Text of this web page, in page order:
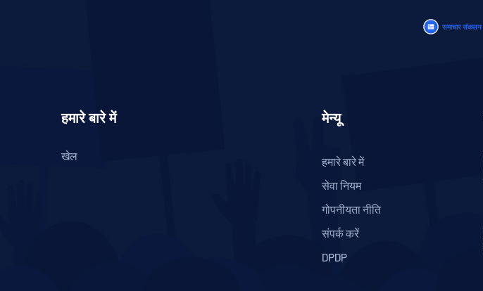
हमारे बारे में
खेल
मेन्यू
हमारे बारे में
सेवा नियम
गोपनीयता नीति
संपर्क करें
DPDP